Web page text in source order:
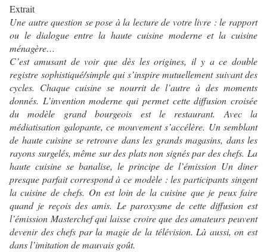
Extrait
Une autre question se pose à la lecture de votre livre : le rapport
ou le dialogue entre la haute cuisine moderne et la cuisine
ménagère…
C’est amusant de voir que dès les origines, il y a ce double
registre sophistiqué/simple qui s’inspire mutuellement suivant des
cycles. Chaque cuisine se nourrit de l’autre à des moments
donnés. L’invention moderne qui permet cette diffusion croisée
du modèle grand bourgeois est le restaurant. Avec la
médiatisation galopante, ce mouvement s’accélère. Un semblant
de haute cuisine se retrouve dans les grands magasins, dans les
rayons surgelés, même sur des plats non signés par des chefs. La
haute cuisine se banalise, le principe de l’émission Un diner
presque parfait correspond à ce modèle : les participants singent
la cuisine de chefs. On est loin de la cuisine que je peux faire
quand je reçois des amis. Le paroxysme de cette diffusion est
l’émission Masterchef qui laisse croire que des amateurs peuvent
devenir des chefs par la magie de la télévision. Là aussi, on est
dans l’imitation de mauvais goût.